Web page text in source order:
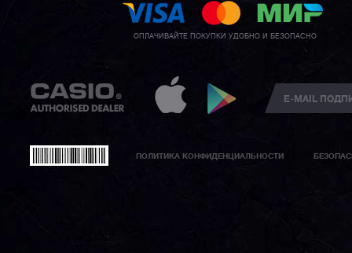
ОПЛАЧИВАЙТЕ ПОКУПКИ УДОБНО И БЕЗОПАСНО
ПОЛИТИКА КОНФИДЕНЦИАЛЬНОСТИ